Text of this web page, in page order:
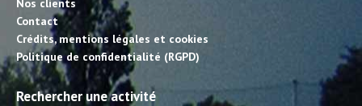
Nos clients
Contact
Crédits, mentions légales et cookies
Politique de confidentialité (RGPD)
Rechercher une activité